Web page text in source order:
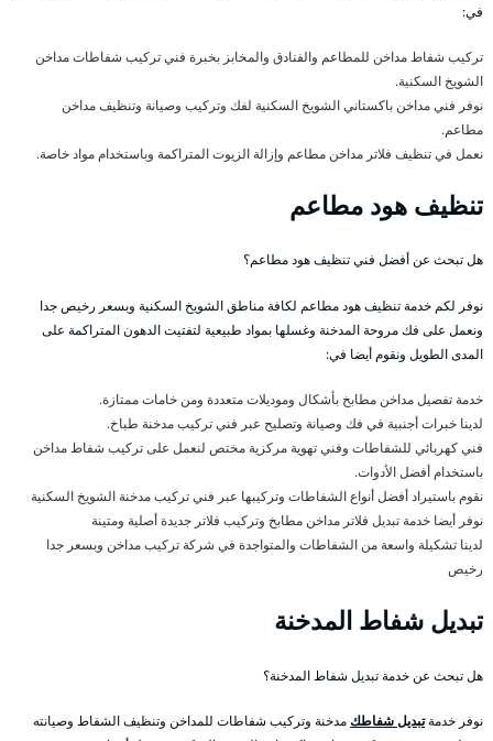
في:
تركيب شفاط مداخن للمطاعم والفنادق والمخابز بخبرة فني تركيب شفاطات مداخن
الشويخ السكنية.
نوفر فني مداخن باكستاني الشويخ السكنية لفك وتركيب وصيانة وتنظيف مداخن
مطاعم.
نعمل في تنظيف فلاتر مداخن مطاعم وإزالة الزيوت المتراكمة وباستخدام مواد خاصة.
تنظيف هود مطاعم
هل تبحث عن أفضل فني تنظيف هود مطاعم؟
نوفر لكم خدمة تنظيف هود مطاعم لكافة مناطق الشويخ السكنية وبسعر رخيص جدا
ونعمل على فك مروحة المدخنة وغسلها بمواد طبيعية لتفتيت الدهون المتراكمة على
المدى الطويل ونقوم أيضا في:
خدمة تفصيل مداخن مطابخ بأشكال وموديلات متعددة ومن خامات ممتازة.
لدينا خبرات أجنبية في فك وصيانة وتصليح عبر فني تركيب مدخنة طباخ.
فني كهربائي للشفاطات وفني تهوية مركزية مختص لنعمل على تركيب شفاط مداخن
باستخدام أفضل الأدوات.
نقوم باستيراد أفضل أنواع الشفاطات وتركيبها عبر فني تركيب مدخنة الشويخ السكنية
نوفر أيضا خدمة تبديل فلاتر مداخن مطابخ وتركيب فلاتر جديدة أصلية ومتينة
لدينا تشكيلة واسعة من الشفاطات والمتواجدة في شركة تركيب مداخن وبسعر جدا
رخيص
تبديل شفاط المدخنة
هل تبحث عن خدمة تبديل شفاط المدخنة؟
نوفر خدمةتبديل شفاطك مدخنة وتركيب شفاطات للمداخن وتنظيف الشفاط وصيانته